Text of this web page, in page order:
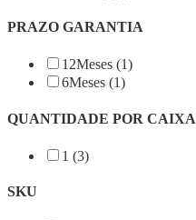
PRAZO GARANTIA
12Meses (1)
6Meses (1)
QUANTIDADE POR CAIXA
1 (3)
SKU